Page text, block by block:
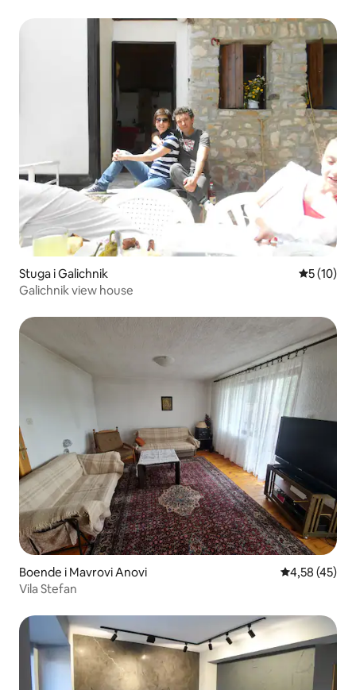
Stuga i Galichnik 5 av 5 i
5 (10)
Galichnik view house
Boende i Mavrovi Anovi 4,58 av 5 i
4,58 (45)
Vila Stefan